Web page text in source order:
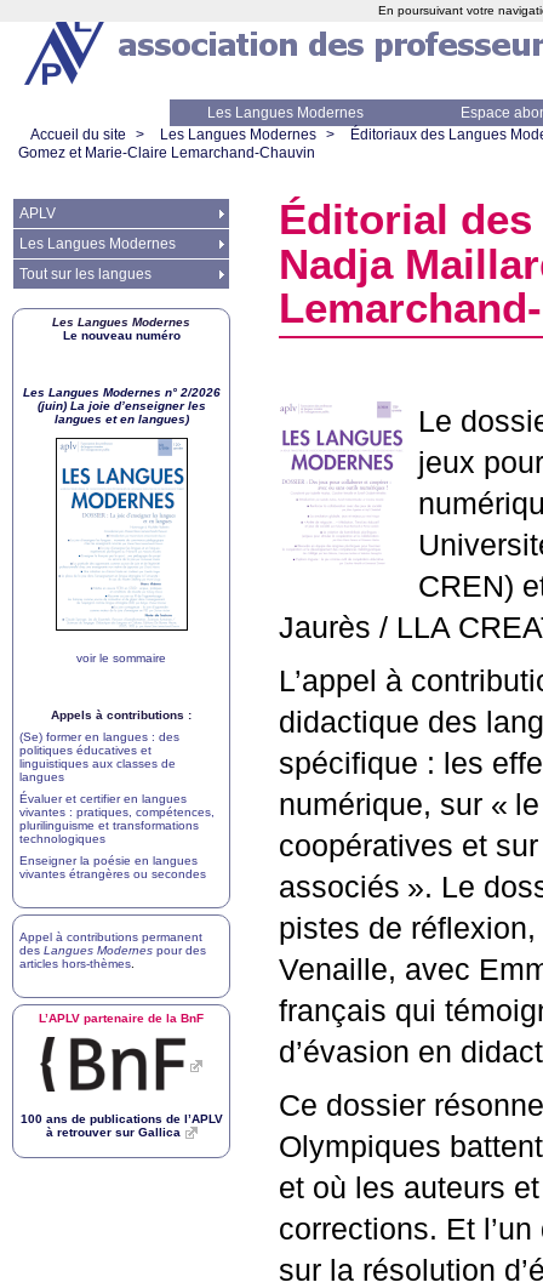
Les Langues Modernes
Espace
Accueil du site
> Les Langues Modernes >
Éditoriaux des Langues
Gomez et Marie-Claire Lemarchand-Chauvin
Éditorial des
Nadja
Le
jeux
CREN)
Jaurès / LLA
L’appel à
didactique des
spécifique : les
numérique, sur «
coopératives et
associés ». Le
pistes de
Venaille, avec
français qui
d’évasion en
Ce dossier
Olympiques
et où les auteurs
corrections. Et
sur la résolution
APLV
Les Langues Modernes
Tout sur les langues
Les Langues Modernes
Le nouveau numéro
Les Langues Modernes n° 2/2026
(juin) La joie d’enseigner les
langues et en langues)
voir le sommaire
Appels à contributions :
(Se) former en langues : des
politiques éducatives et
linguistiques aux classes de
langues
Évaluer et certifier en langues
vivantes : pratiques, compétences,
plurilinguisme et transformations
technologiques
Enseigner la poésie en langues
vivantes étrangères ou secondes
Appel à contributions permanent
des Langues Modernes pour des
articles hors-thèmes
L’APLV partenaire de la BnF
100 ans de publications de l’APLV
à retrouver sur Gallica
En poursuivant votre